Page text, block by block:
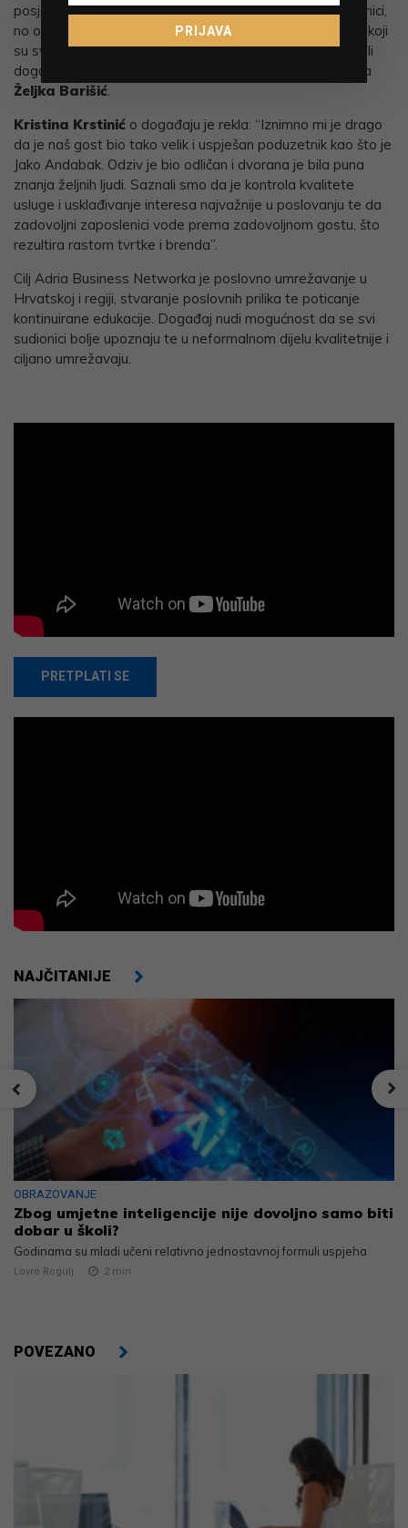
posjetitelje u najvećem postotku čine etablirani poduzetnici,
no ovoga smo puta imali i studente Visoke škole Aspira, koji
su svojim pitanjima potaknuli zanimljivu raspravu te u cijeli
događaj unijeli jednu novu energiju”, rekla je nakon eventa
Željka Barišić
Kristina Krstinić o događaju je rekla: “Iznimno mi je drago
da je naš gost bio tako velik i uspješan poduzetnik kao što je
Jako Andabak. Odziv je bio odličan i dvorana je bila puna
znanja željnih ljudi. Saznali smo da je kontrola kvalitete
usluge i usklađivanje interesa najvažnije u poslovanju te da
zadovoljni zaposlenici vode prema zadovoljnom gostu, što
rezultira rastom tvrtke i brenda”.
Cilj Adria Business Networka je poslovno umrežavanje u
Hrvatskoj i regiji, stvaranje poslovnih prilika te poticanje
kontinuirane edukacije. Događaj nudi mogućnost da se svi
sudionici bolje upoznaju te u neformalnom dijelu kvalitetnije i
ciljano umrežavaju.
PRETPLATI SE
NAJČITANIJE
OBRAZOVANJE
Zbog umjetne inteligencije nije dovoljno samo biti
dobar u školi?
Godinama su mladi učeni relativno jednostavnoj formuli uspjeha
Lovro Rogulj 2 min
POVEZANO
PRIJAVA